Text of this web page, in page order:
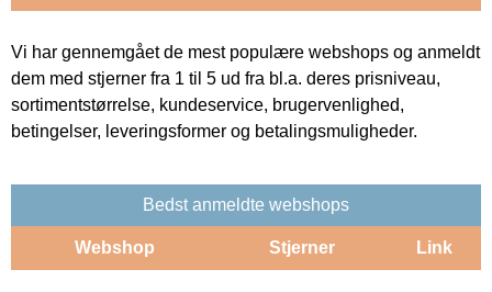
Vi har gennemgået de mest populære webshops og anmeldt
dem med stjerner fra 1 til 5 ud fra bl.a. deres prisniveau,
sortimentstørrelse, kundeservice, brugervenlighed,
betingelser, leveringsformer og betalingsmuligheder.
Bedst anmeldte webshops
Webshop Stjerner Link